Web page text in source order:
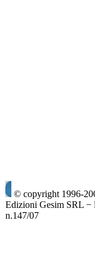
© copyright 1996-
Edizioni Gesim SRL −
n.147/07